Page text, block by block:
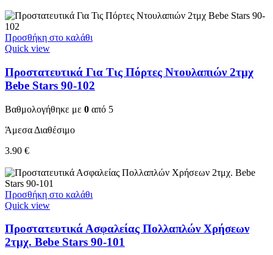
Προσθήκη στο καλάθι
Quick view
Προστατευτικά Για Τις Πόρτες Ντουλαπιών 2τμχ
Bebe Stars 90-102
Βαθμολογήθηκε με 0 από 5
Άμεσα Διαθέσιμο
3.90 €
Προσθήκη στο καλάθι
Quick view
Προστατευτικά Ασφαλείας Πολλαπλών Χρήσεων
2τμχ. Bebe Stars 90-101